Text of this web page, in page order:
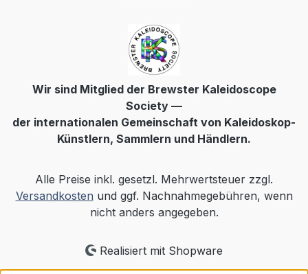
Wir sind Mitglied der Brewster Kaleidoscope
Society —
der internationalen Gemeinschaft von Kaleidoskop-
Künstlern, Sammlern und Händlern.
Alle Preise inkl. gesetzl. Mehrwertsteuer zzgl.
Versandkosten und ggf. Nachnahmegebühren, wenn
nicht anders angegeben.
Realisiert mit Shopware